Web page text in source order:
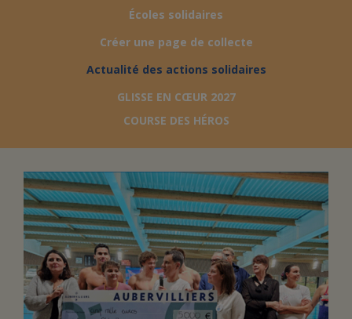
FAIRE UN DON
ESPACE PRESSE
JE DEVIENS
BÉNÉVOLE
DEVENIR
UN PETIT PRINCE
Écoles solidaires
Créer une page de collecte
Actualité des actions solidaires
GLISSE EN CŒUR 2027
COURSE DES HÉROS